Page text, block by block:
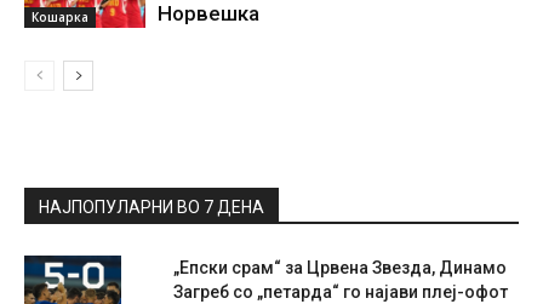
Кошарка
Норвешка
НАЈПОПУЛАРНИ ВО 7 ДЕНА
„Епски срам“ за Црвена Звезда, Динамо
Загреб со „петарда“ го најави плеј-офот